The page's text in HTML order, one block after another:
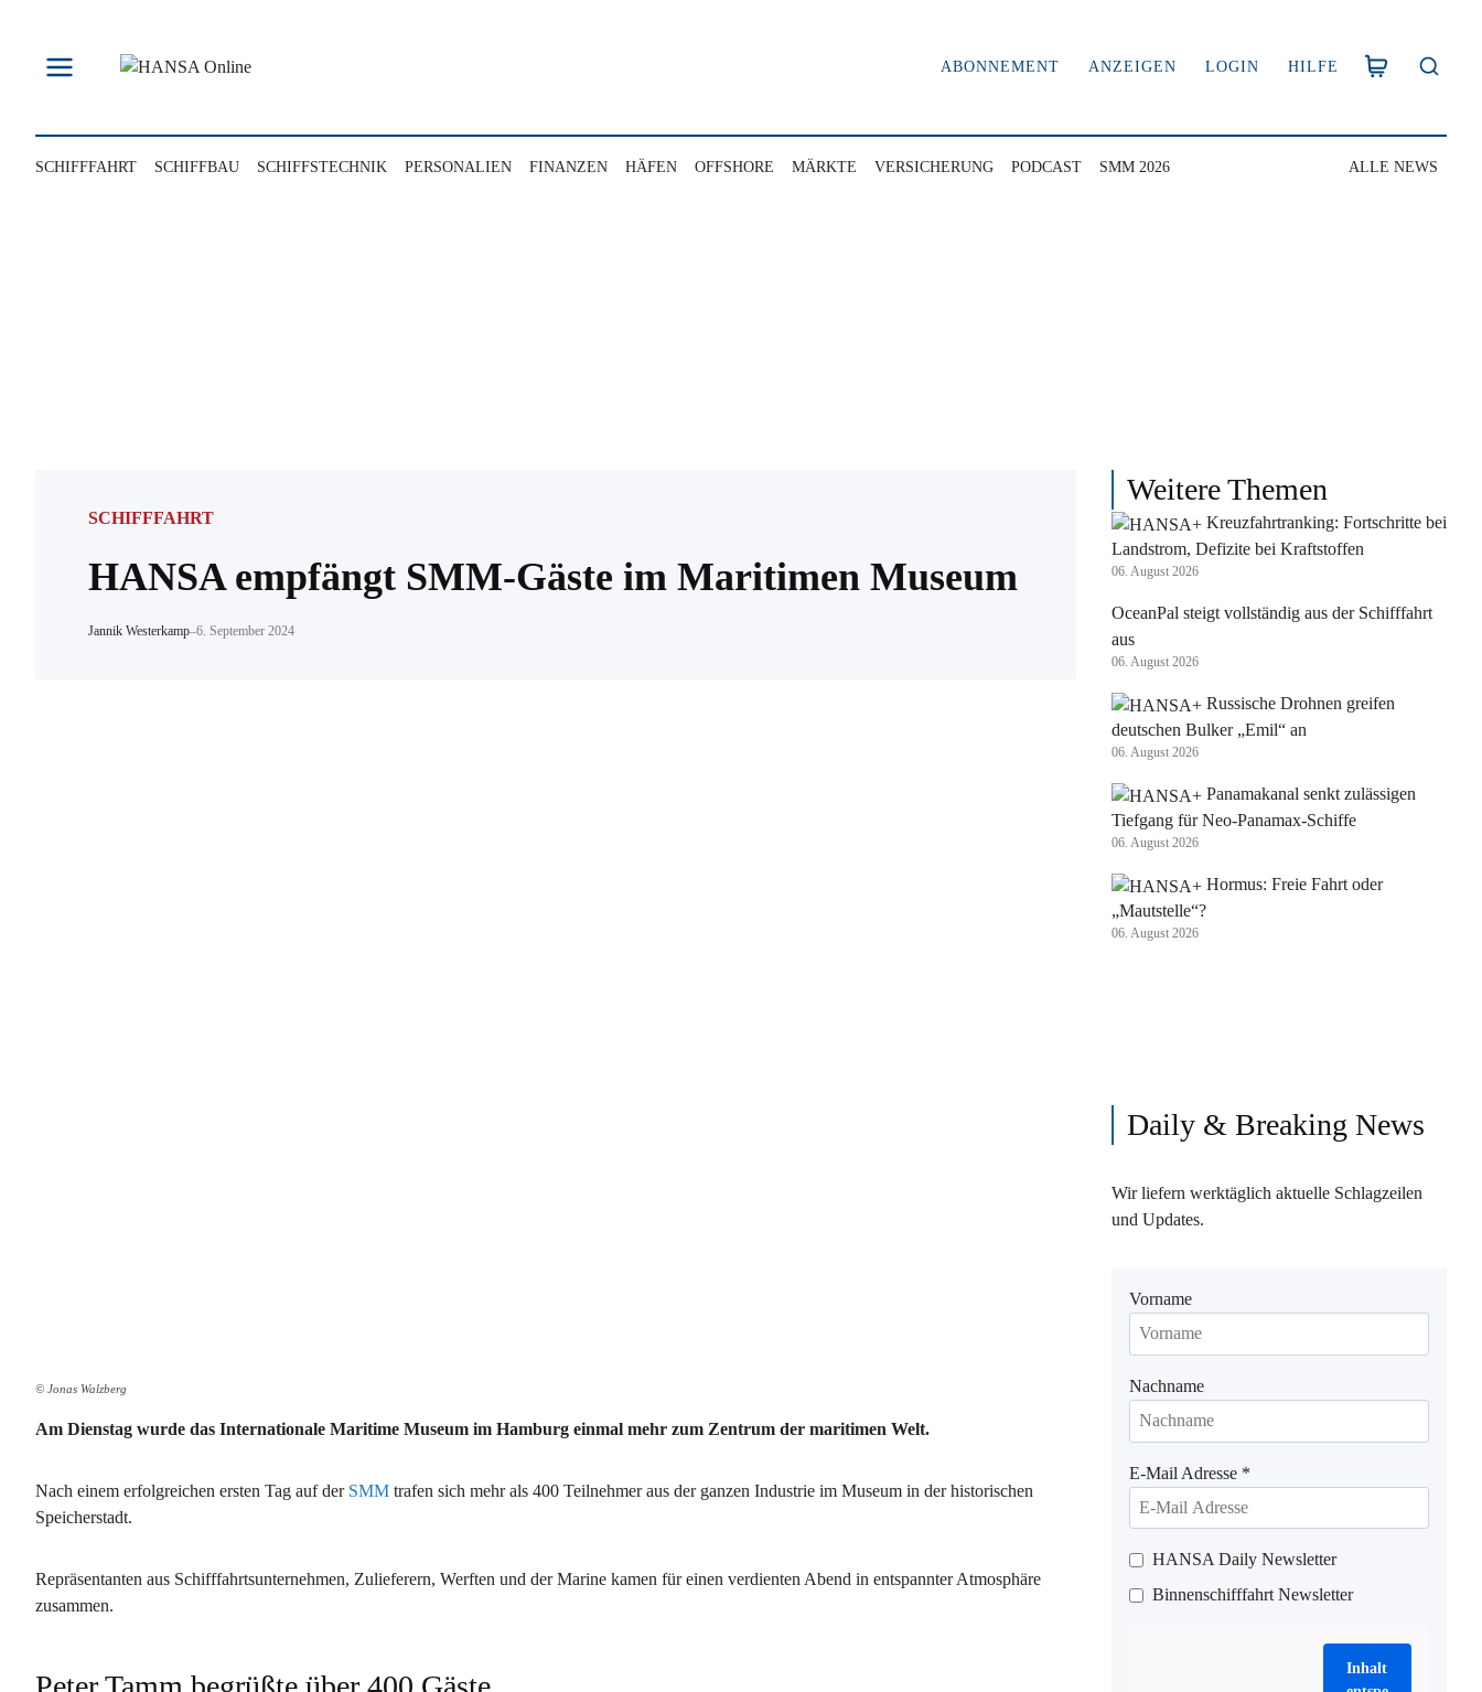
springen
ABONNEMENT ANZEIGEN LOGIN HILFE
SCHIFFFAHRT SCHIFFBAU SCHIFFSTECHNIK PERSONALIEN FINANZEN HÄFEN OFFSHORE MÄRKTE VERSICHERUNG PODCAST SMM 2026 ALLE NEWS
SCHIFFFAHRT
HANSA empfängt SMM-Gäste im Maritimen Museum
Jannik Westerkamp–6. September 2024
© Jonas Walzberg
Am Dienstag wurde das Internationale Maritime Museum im Hamburg einmal mehr zum Zentrum der maritimen Welt.
Nach einem erfolgreichen ersten Tag auf der SMM trafen sich mehr als 400 Teilnehmer aus der ganzen Industrie im Museum in der historischen
Speicherstadt.
Repräsentanten aus Schifffahrtsunternehmen, Zulieferern, Werften und der Marine kamen für einen verdienten Abend in entspannter Atmosphäre
zusammen.
Weitere Themen
Kreuzfahrtranking: Fortschritte bei
Landstrom, Defizite bei Kraftstoffen
06. August 2026
OceanPal steigt vollständig aus der Schifffahrt
aus
06. August 2026
Russische Drohnen greifen
deutschen Bulker „Emil“ an
06. August 2026
Panamakanal senkt zulässigen
Tiefgang für Neo-Panamax-Schiffe
06. August 2026
Hormus: Freie Fahrt oder
„Mautstelle“?
06. August 2026
Daily & Breaking News
Wir liefern werktäglich aktuelle Schlagzeilen
und Updates.
Vorname
Nachname
E-Mail Adresse *
HANSA Daily Newsletter
Binnenschifffahrt Newsletter
Inhalt